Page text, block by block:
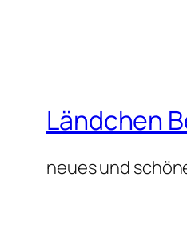
Ländchen
neues und